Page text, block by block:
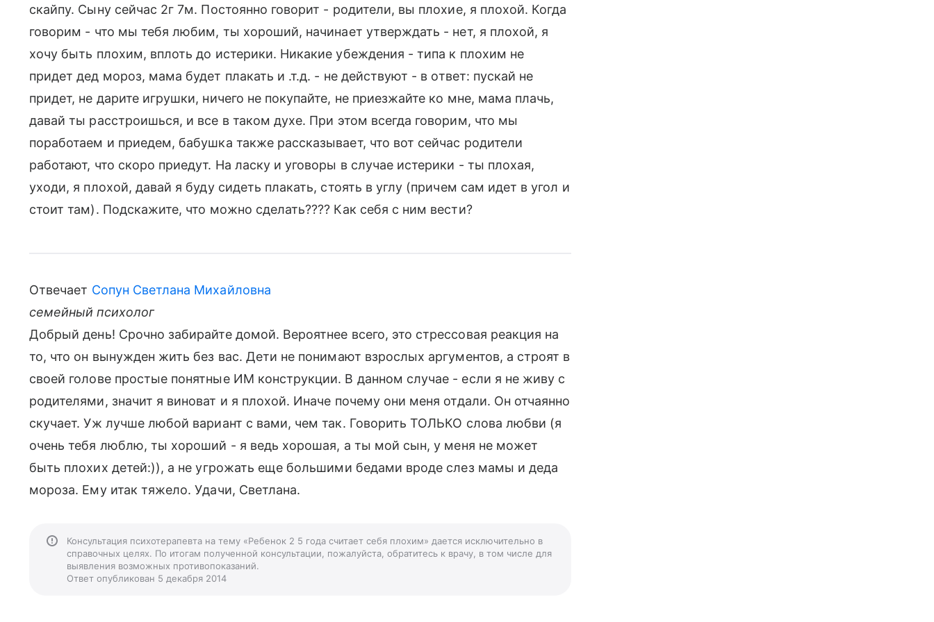
скайпу. Сыну сейчас 2г 7м. Постоянно говорит - родители, вы плохие, я плохой. Когда
говорим - что мы тебя любим, ты хороший, начинает утверждать - нет, я плохой, я
хочу быть плохим, вплоть до истерики. Никакие убеждения - типа к плохим не
придет дед мороз, мама будет плакать и .т.д. - не действуют - в ответ: пускай не
придет, не дарите игрушки, ничего не покупайте, не приезжайте ко мне, мама плачь,
давай ты расстроишься, и все в таком духе. При этом всегда говорим, что мы
поработаем и приедем, бабушка также рассказывает, что вот сейчас родители
работают, что скоро приедут. На ласку и уговоры в случае истерики - ты плохая,
уходи, я плохой, давай я буду сидеть плакать, стоять в углу (причем сам идет в угол и
стоит там). Подскажите, что можно сделать???? Как себя с ним вести?
Отвечает Сопун Светлана Михайловна
семейный психолог
Добрый день! Срочно забирайте домой. Вероятнее всего, это стрессовая реакция на
то, что он вынужден жить без вас. Дети не понимают взрослых аргументов, а строят в
своей голове простые понятные ИМ конструкции. В данном случае - если я не живу с
родителями, значит я виноват и я плохой. Иначе почему они меня отдали. Он отчаянно
скучает. Уж лучше любой вариант с вами, чем так. Говорить ТОЛЬКО слова любви (я
очень тебя люблю, ты хороший - я ведь хорошая, а ты мой сын, у меня не может
быть плохих детей:)), а не угрожать еще большими бедами вроде слез мамы и деда
мороза. Ему итак тяжело. Удачи, Светлана.
Консультация психотерапевта на тему «Ребенок 2 5 года считает себя плохим» дается исключительно в
справочных целях. По итогам полученной консультации, пожалуйста, обратитесь к врачу, в том числе для
выявления возможных противопоказаний.
Ответ опубликован 5 декабря 2014